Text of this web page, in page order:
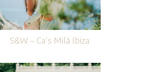
S&W – Ca’s Milà Ibiza